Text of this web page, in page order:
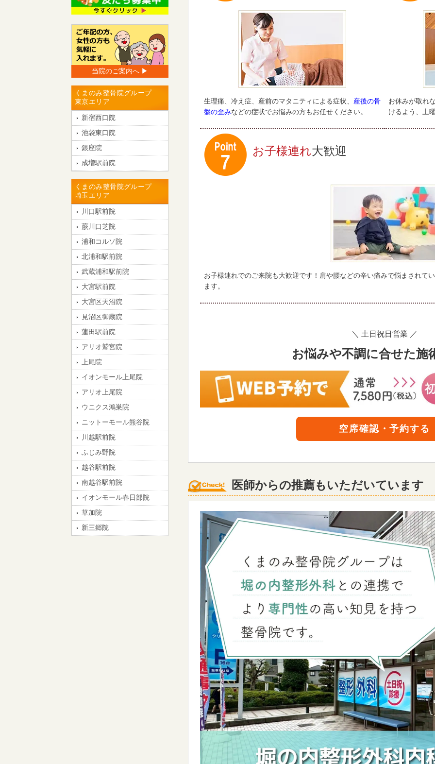
生理痛、冷え症、産前のマタニティによる症状、 産後の骨
盤の歪みなどの症状でお悩みの方もお任せください。
お休みが取れ
けるよう、土
お子様連れ大歓迎
お子様連れでのご来院も大歓迎です！肩や腰などの辛い痛みで悩まされて
ます。
＼ 土日祝日営業 ／
お悩みや不調に合せた施
空席確認・予約する
医師からの推薦もいただいています
当院のご案内へ ▶︎
くまのみ整骨院グループ
東京エリア
新宿西口院
池袋東口院
銀座院
成増駅前院
くまのみ整骨院グループ
埼玉エリア
川口駅前院
蕨川口芝院
浦和コルソ院
北浦和駅前院
武蔵浦和駅前院
大宮駅前院
大宮区天沼院
見沼区御蔵院
蓮田駅前院
アリオ鷲宮院
上尾院
イオンモール上尾院
アリオ上尾院
ウニクス鴻巣院
ニットーモール熊谷院
川越駅前院
ふじみ野院
越谷駅前院
南越谷駅前院
イオンモール春日部院
草加院
新三郷院